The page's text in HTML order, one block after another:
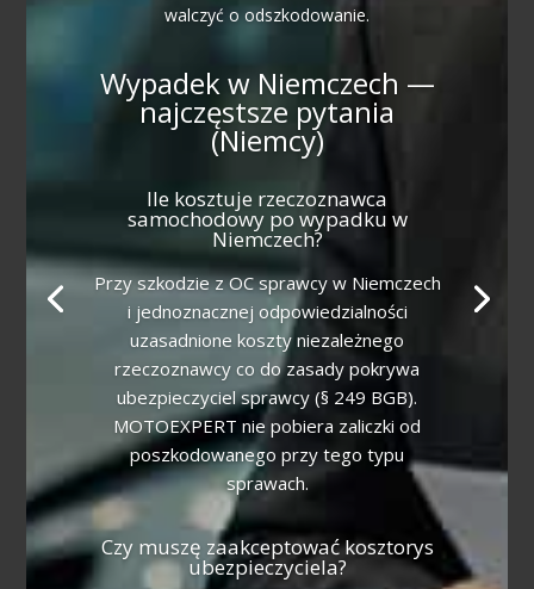
walczyć o odszkodowanie.
Wypadek w Niemczech —
najczęstsze pytania
(Niemcy)
Ile kosztuje rzeczoznawca
samochodowy po wypadku w
Niemczech?
Przy szkodzie z OC sprawcy w Niemczech
i jednoznacznej odpowiedzialności
uzasadnione koszty niezależnego
rzeczoznawcy co do zasady pokrywa
ubezpieczyciel sprawcy (§ 249 BGB).
MOTOEXPERT nie pobiera zaliczki od
poszkodowanego przy tego typu
sprawach.
Czy muszę zaakceptować kosztorys
ubezpieczyciela?